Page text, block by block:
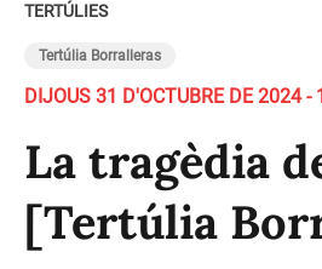
TERTÚLIES
Tertúlia Borralleras
DIJOUS 31 D'OCTUBRE DE 2024
La tragèdia
[Tertúlia